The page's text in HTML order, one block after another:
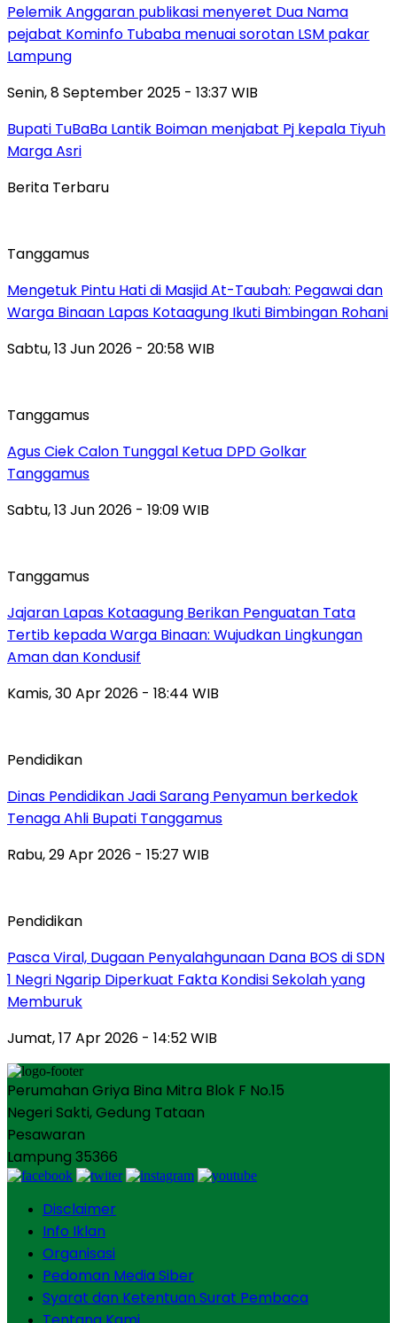
Pelemik Anggaran publikasi menyeret Dua Nama
pejabat Kominfo Tubaba menuai sorotan LSM pakar
Lampung
Senin, 8 September 2025 - 13:37 WIB
Bupati TuBaBa Lantik Boiman menjabat Pj kepala Tiyuh
Marga Asri
Berita Terbaru
Tanggamus
Mengetuk Pintu Hati di Masjid At-Taubah: Pegawai dan
Warga Binaan Lapas Kotaagung Ikuti Bimbingan Rohani
Sabtu, 13 Jun 2026 - 20:58 WIB
Tanggamus
Agus Ciek Calon Tunggal Ketua DPD Golkar
Tanggamus
Sabtu, 13 Jun 2026 - 19:09 WIB
Tanggamus
Jajaran Lapas Kotaagung Berikan Penguatan Tata
Tertib kepada Warga Binaan: Wujudkan Lingkungan
Aman dan Kondusif
Kamis, 30 Apr 2026 - 18:44 WIB
Pendidikan
Dinas Pendidikan Jadi Sarang Penyamun berkedok
Tenaga Ahli Bupati Tanggamus
Rabu, 29 Apr 2026 - 15:27 WIB
Pendidikan
Pasca Viral, Dugaan Penyalahgunaan Dana BOS di SDN
1 Negri Ngarip Diperkuat Fakta Kondisi Sekolah yang
Memburuk
Jumat, 17 Apr 2026 - 14:52 WIB
Perumahan Griya Bina Mitra Blok F No.15
Negeri Sakti, Gedung Tataan
Pesawaran
Lampung 35366
Disclaimer
Info Iklan
Organisasi
Pedoman Media Siber
Syarat dan Ketentuan Surat Pembaca